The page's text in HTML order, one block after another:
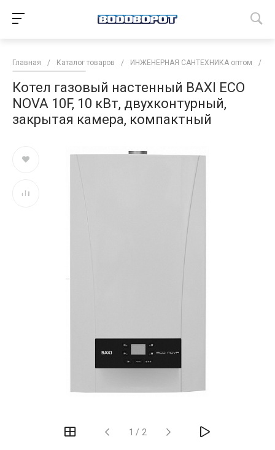
Главная / Каталог товаров / ИНЖЕНЕРНАЯ САНТЕХНИКА оптом /
Котел газовый настенный BAXI ECO
NOVA 10F, 10 кВт, двухконтурный,
закрытая камера, компактный
1 / 2